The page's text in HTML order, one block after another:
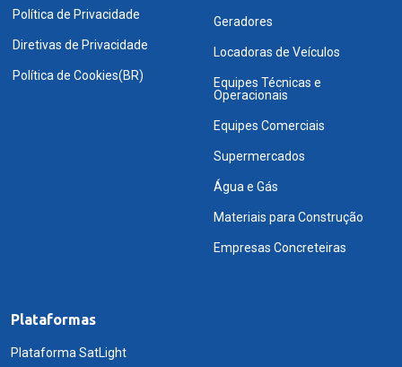
Política de Privacidade
Diretivas de Privacidade
Política de Cookies(BR)
Geradores
Locadoras de Veículos
Equipes Técnicas e
Operacionais
Equipes Comerciais
Supermercados
Água e Gás
Materiais para Construção
Empresas Concreteiras
Plataformas
Plataforma SatLight